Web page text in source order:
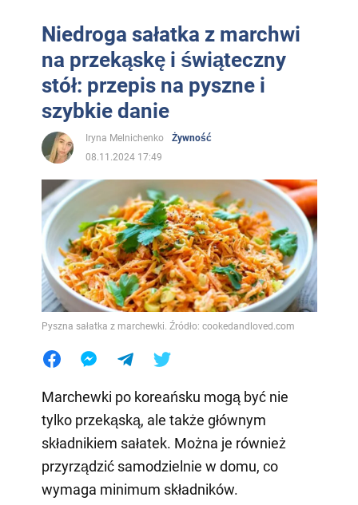
Niedroga sałatka z marchwi
na przekąskę i świąteczny
stół: przepis na pyszne i
szybkie danie
Iryna Melnichenko
Żywność
08.11.2024 17:49
Pyszna sałatka z marchewki. Źródło: cookedandloved.com
Marchewki po koreańsku mogą być nie
tylko przekąską, ale także głównym
składnikiem sałatek. Można je również
przyrządzić samodzielnie w domu, co
wymaga minimum składników.